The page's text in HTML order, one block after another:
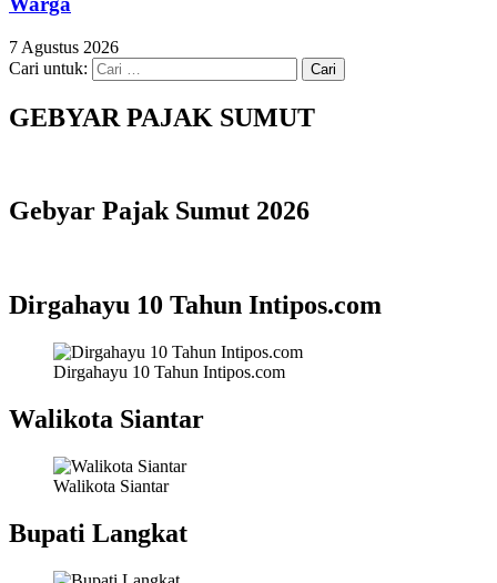
7 Agustus 2026
Cari untuk:
GEBYAR PAJAK SUMUT
Gebyar Pajak Sumut 2026
Dirgahayu 10 Tahun Intipos.com
Dirgahayu 10 Tahun Intipos.com
Walikota Siantar
Walikota Siantar
Bupati Langkat